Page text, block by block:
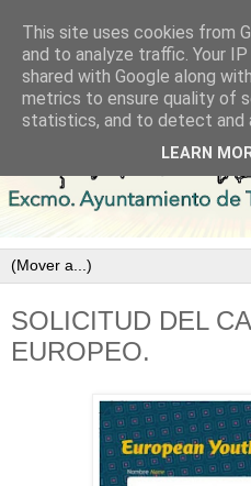
SOLICITUD DEL
EUROPEO.
This site uses cookies from
and to analyze traffic. Your
shared with Google along
metrics to ensure quality of
statistics, and to detect and
LEARN